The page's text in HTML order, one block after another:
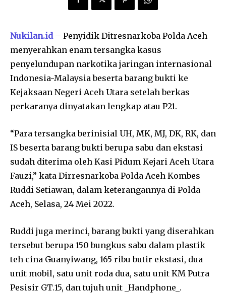
Nukilan.id– Penyidik Ditresnarkoba Polda Aceh
menyerahkan enam tersangka kasus
penyelundupan narkotika jaringan internasional
Indonesia-Malaysia beserta barang bukti ke
Kejaksaan Negeri Aceh Utara setelah berkas
perkaranya dinyatakan lengkap atau P21.
“Para tersangka berinisial UH, MK, MJ, DK, RK, dan
IS beserta barang bukti berupa sabu dan ekstasi
sudah diterima oleh Kasi Pidum Kejari Aceh Utara
Fauzi,” kata Dirresnarkoba Polda Aceh Kombes
Ruddi Setiawan, dalam keterangannya di Polda
Aceh, Selasa, 24 Mei 2022.
Ruddi juga merinci, barang bukti yang diserahkan
tersebut berupa 150 bungkus sabu dalam plastik
teh cina Guanyiwang, 165 ribu butir ekstasi, dua
unit mobil, satu unit roda dua, satu unit KM Putra
Pesisir GT.15, dan tujuh unit _Handphone_.